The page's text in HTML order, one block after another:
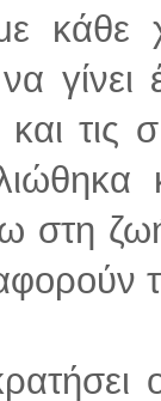
κάθε
τις
στη